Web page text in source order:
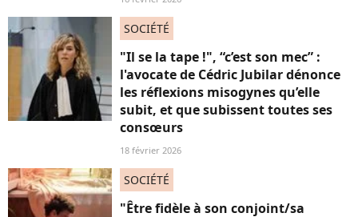
SOCIÉTÉ
"Il se la tape !", “c’est son mec” :
l'avocate de Cédric Jubilar dénonce
les réflexions misogynes qu’elle
subit, et que subissent toutes ses
consœurs
18 février 2026
SOCIÉTÉ
"Être fidèle à son conjoint/sa